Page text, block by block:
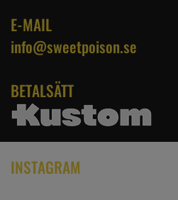
E-MAIL
info@sweetpoison.se
BETALSÄTT
INSTAGRAM